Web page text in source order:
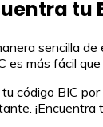
tu
sencilla
es más fácil que
código BIC